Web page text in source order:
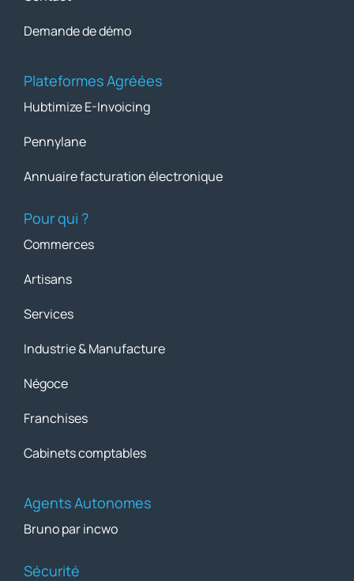
Demande de démo
Plateformes Agréées
Hubtimize E-Invoicing
Pennylane
Annuaire facturation électronique
Pour qui ?
Commerces
Artisans
Services
Industrie & Manufacture
Négoce
Franchises
Cabinets comptables
Agents Autonomes
Bruno par incwo
Sécurité